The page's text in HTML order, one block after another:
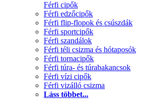
Férfi cipők
Férfi edzőcipők
Férfi flip-flopok és csúszdák
Férfi sportcipők
Férfi szandálok
Férfi téli csizma és hótaposók
Férfi tornacipők
Férfi túra- és túrabakancsok
Férfi vízi cipők
Férfi vizálló csizma
Láss többet...